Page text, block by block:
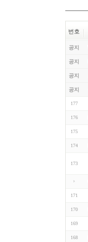
번호
공지
공지
공지
공지
177
176
175
174
173
171
170
169
168